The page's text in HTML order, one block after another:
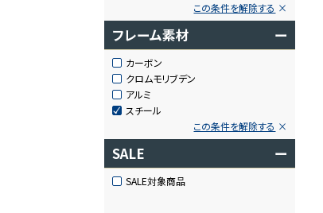
この条件を解除する
フレーム素材 ー
カーボン
クロムモリブデン
アルミ
スチール
この条件を解除する
SALE ー
SALE対象商品